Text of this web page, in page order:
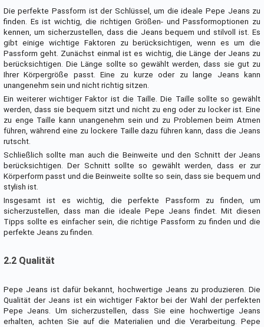
Die perfekte Passform ist der Schlüssel, um die ideale Pepe Jeans zu
finden. Es ist wichtig, die richtigen Größen- und Passformoptionen zu
kennen, um sicherzustellen, dass die Jeans bequem und stilvoll ist. Es
gibt einige wichtige Faktoren zu berücksichtigen, wenn es um die
Passform geht. Zunächst einmal ist es wichtig, die Länge der Jeans zu
berücksichtigen. Die Länge sollte so gewählt werden, dass sie gut zu
Ihrer Körpergröße passt. Eine zu kurze oder zu lange Jeans kann
unangenehm sein und nicht richtig sitzen.
Ein weiterer wichtiger Faktor ist die Taille. Die Taille sollte so gewählt
werden, dass sie bequem sitzt und nicht zu eng oder zu locker ist. Eine
zu enge Taille kann unangenehm sein und zu Problemen beim Atmen
führen, während eine zu lockere Taille dazu führen kann, dass die Jeans
rutscht.
Schließlich sollte man auch die Beinweite und den Schnitt der Jeans
berücksichtigen. Der Schnitt sollte so gewählt werden, dass er zur
Körperform passt und die Beinweite sollte so sein, dass sie bequem und
stylish ist.
Insgesamt ist es wichtig, die perfekte Passform zu finden, um
sicherzustellen, dass man die ideale Pepe Jeans findet. Mit diesen
Tipps sollte es einfacher sein, die richtige Passform zu finden und die
perfekte Jeans zu finden.
2.2 Qualität
Pepe Jeans ist dafür bekannt, hochwertige Jeans zu produzieren. Die
Qualität der Jeans ist ein wichtiger Faktor bei der Wahl der perfekten
Pepe Jeans. Um sicherzustellen, dass Sie eine hochwertige Jeans
erhalten, achten Sie auf die Materialien und die Verarbeitung. Pepe